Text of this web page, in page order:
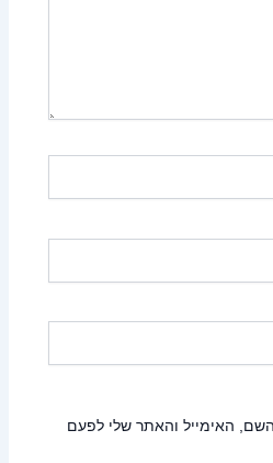
האימייל והאתר שלי לפעם